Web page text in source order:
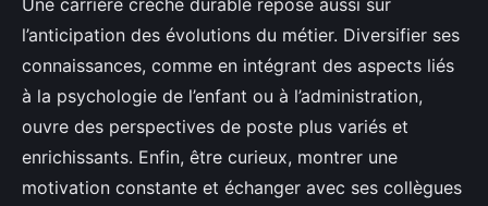
Une carrière crèche durable repose aussi sur
l’anticipation des évolutions du métier. Diversifier ses
connaissances, comme en intégrant des aspects liés
à la psychologie de l’enfant ou à l’administration,
ouvre des perspectives de poste plus variés et
enrichissants. Enfin, être curieux, montrer une
motivation constante et échanger avec ses collègues